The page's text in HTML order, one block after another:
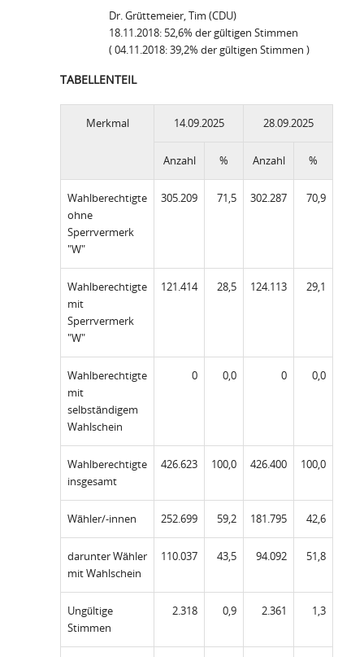
Dr. Grüttemeier, Tim (CDU)
18.11.2018: 52,6% der gültigen Stimmen
(04.11.2018: 39,2% der gültigen Stimmen )
TABELLENTEIL
Merkmal 14.09.2025 28.09.2025
Anzahl % Anzahl %
Wahlberechtigte
ohne
Sperrvermerk
"W"
305.209 71,5 302.287 70,9
Wahlberechtigte
mit
Sperrvermerk
"W"
121.414 28,5 124.113 29,1
Wahlberechtigte
mit
selbständigem
Wahlschein
0 0,0 0 0,0
Wahlberechtigte
insgesamt
426.623 100,0 426.400 100,0
Wähler/-innen 252.699 59,2 181.795 42,6
darunter Wähler
mit Wahlschein
110.037 43,5 94.092 51,8
Ungültige
Stimmen
2.318 0,9 2.361 1,3